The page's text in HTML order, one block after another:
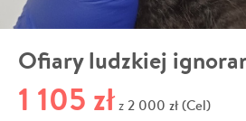
Ofiary ludzkiej
1 105 zł z 2 000 zł (Cel)